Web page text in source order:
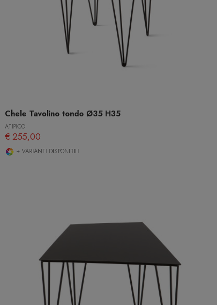
Chele Tavolino tondo Ø35 H35
ATIPICO
€ 255,00
+ VARIANTI DISPONIBILI